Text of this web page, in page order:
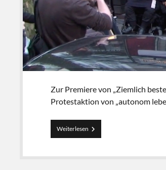
Zur Premiere von „Ziemlich
Protestaktion von „autonom
Weiterlesen Erstmal
ein